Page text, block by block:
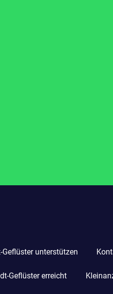
Geflüster unterstützen
Geflüster erreicht